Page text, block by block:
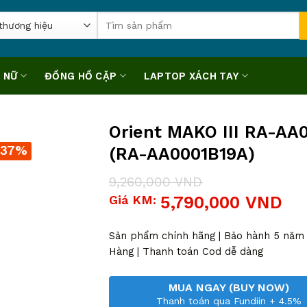
Tìm
kiếm:
NỮ ĐỒNG HỒ CẶP LAPTOP XÁCH TAY
Orient MAKO III RA-
(RA-AA0001B19A)
9,260,000VND
Giá
9,260,000 VND.
5,790,000VND
Giá
là:
5,790,000 VND.
Giá KM:
Sản phẩm chính hãng | Bảo hành 5 năm
Hàng | Thanh toán Cod dễ dàng
MUA NGAY (BUY NOW)
Thanh toán qua Fundiin + 4.5%